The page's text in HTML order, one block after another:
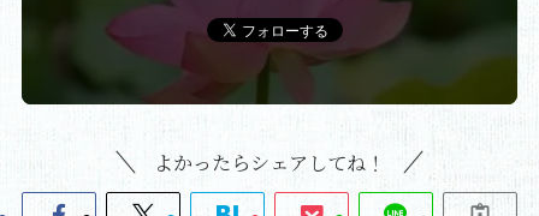
よかったらシェアしてね！